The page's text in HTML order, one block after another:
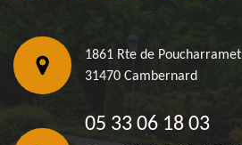
1861 Rte de Poucharramet
31470 Cambernard
05 33 06 18 03